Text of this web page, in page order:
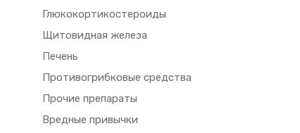
Глюкокортикостероиды
Щитовидная железа
Печень
Противогрибковые средства
Прочие препараты
Вредные привычки